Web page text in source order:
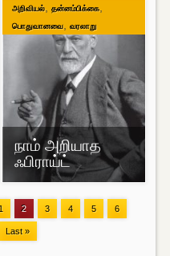
அறிவியல், தன்னம்பிக்கை,
பொதுவானவை, வரலாறு
நாம் அறியாத
ஃபிராய்ட்
1 2 3 4 5 6
Last »